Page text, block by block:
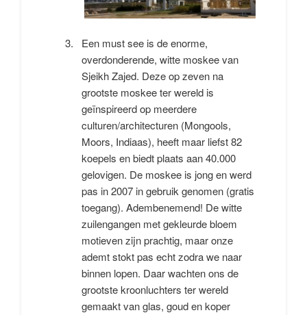
Een must see is de enorme,
overdonderende, witte moskee van
Sjeikh Zajed. Deze op zeven na
grootste moskee ter wereld is
geïnspireerd op meerdere
culturen/architecturen (Mongools,
Moors, Indiaas), heeft maar liefst 82
koepels en biedt plaats aan 40.000
gelovigen. De moskee is jong en werd
pas in 2007 in gebruik genomen (gratis
toegang). Adembenemend! De witte
zuilengangen met gekleurde bloem
motieven zijn prachtig, maar onze
ademt stokt pas echt zodra we naar
binnen lopen. Daar wachten ons de
grootste kroonluchters ter wereld
gemaakt van glas, goud en koper